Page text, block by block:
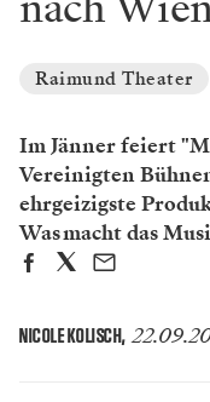
Raimund Theater
Im Jänner feiert
Vereinigten
ehrgeizigste
Was macht das
NICOLE KOLISCH,